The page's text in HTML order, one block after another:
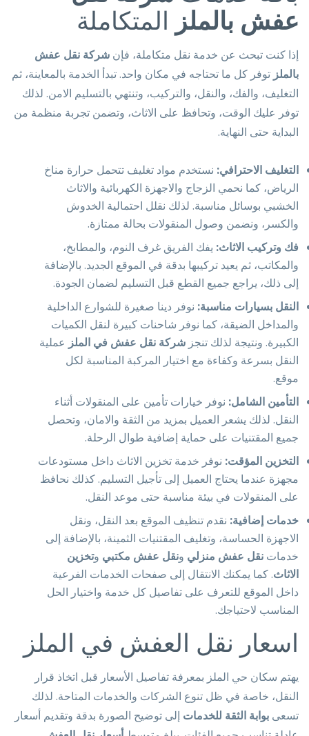
عفش بالملز المتكاملة
إذا كنت تبحث عن خدمة نقل متكاملة، فإن شركة نقل عفش
بالملز توفر كل ما تحتاجه في مكان واحد. تبدأ الخدمة بالمعاينة، ثم
التغليف، والفك، والنقل، والتركيب، وتنتهي بالتسليم الامن. لذلك
توفر عليك الوقت، وتحافظ على الاثاث، وتضمن تجربة منظمة من
البداية حتى النهاية.
التغليف الاحترافي: نستخدم مواد تغليف تتحمل حرارة مناخ
الرياض، كما نحمي الزجاج والاجهزة الكهربائية والاثاث
الخشبي بوسائل مناسبة. لذلك نقلل احتمالية الخدوش
والكسر، ونضمن وصول المنقولات بحالة ممتازة.
فك وتركيب الاثاث: يفك الفريق غرف النوم، والمطابخ،
والمكاتب، ثم يعيد تركيبها بدقة في الموقع الجديد. بالإضافة
إلى ذلك، يراجع جميع القطع قبل التسليم لضمان الجودة.
النقل بسيارات مناسبة: نوفر دينا صغيرة للشوارع الداخلية
والمداخل الضيقة، كما نوفر شاحنات كبيرة لنقل الكميات
الكبيرة. ونتيجة لذلك تنجز شركة نقل عفش في الملز عملية
النقل بسرعة وكفاءة مع اختيار المركبة المناسبة لكل
موقع.
التأمين الشامل: نوفر خيارات تأمين على المنقولات أثناء
النقل. لذلك يشعر العميل بمزيد من الثقة والامان، وتحصل
جميع المقتنيات على حماية إضافية طوال الرحلة.
التخزين المؤقت: نوفر خدمة تخزين الاثاث داخل مستودعات
مجهزة عندما يحتاج العميل إلى تأجيل التسليم. كذلك نحافظ
على المنقولات في بيئة مناسبة حتى موعد النقل.
خدمات إضافية: نقدم تنظيف الموقع بعد النقل، ونقل
الاجهزة الحساسة، وتغليف المقتنيات الثمينة، بالإضافة إلى
خدمات نقل عفش منزلي ونقل عفش مكتبي وتخزين
الاثاث. كما يمكنك الانتقال إلى صفحات الخدمات الفرعية
داخل الموقع للتعرف على تفاصيل كل خدمة واختيار الحل
المناسب لاحتياجك.
اسعار نقل العفش في الملز
يهتم سكان حي الملز بمعرفة تفاصيل الأسعار قبل اتخاذ قرار
النقل، خاصة في ظل تنوع الشركات والخدمات المتاحة. لذلك
تسعى بوابة الثقة للخدمات إلى توضيح الصورة بدقة وتقديم أسعار